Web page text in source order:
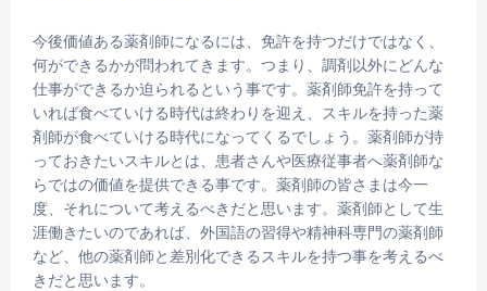
今後価値ある薬剤師になるには、免許を持つだけではなく、
何ができるかが問われてきます。つまり、調剤以外にどんな
仕事ができるか迫られるという事です。薬剤師免許を持って
いれば食べていける時代は終わりを迎え、スキルを持った薬
剤師が食べていける時代になってくるでしょう。薬剤師が持
っておきたいスキルとは、患者さんや医療従事者へ薬剤師な
らではの価値を提供できる事です。薬剤師の皆さまは今一
度、それについて考えるべきだと思います。薬剤師として生
涯働きたいのであれば、外国語の習得や精神科専門の薬剤師
など、他の薬剤師と差別化できるスキルを持つ事を考えるべ
きだと思います。